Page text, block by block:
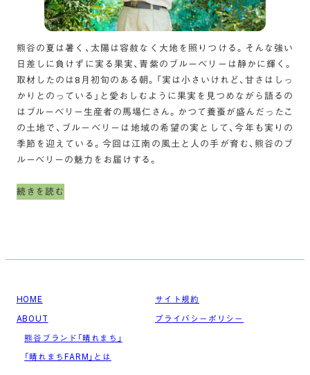
熊谷の夏は暑く、太陽は容赦なく大地を照りつける。そんな強い
日差しに負けずに実る果実、青紫のブルーベリーは静かに輝く。
取材したのは8月初旬のある朝。「実は小さいけれど、甘さはしっ
かりとのっている」と愛おしむように果実を見つめながら語るの
はブルーベリー生産者の馬場仁さん。かつて養蚕が盛んだったこ
の土地で、ブルーベリーは地域の希望の実として、今年も実りの
季節を迎えている。今回は江南の風土と人の手が育む、熊谷のブ
ルーベリーの魅力をお届けする。
続きを読む
HOME
ABOUT
熊谷ブランド「晴れまち」
「晴れまちFARM」とは
サイト規約
プライバシーポリシー